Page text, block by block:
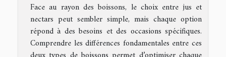
Face au rayon des boissons, le choix entre jus et
nectars peut sembler simple, mais chaque option
répond à des besoins et des occasions spécifiques.
Comprendre les différences fondamentales entre ces